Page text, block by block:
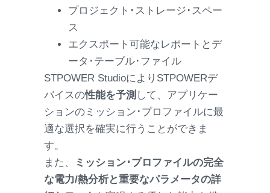
プロジェクト･ストレージ･スペー
ス
エクスポート可能なレポートとデ
ータ･テーブル･ファイル
STPOWER StudioによりSTPOWERデ
バイスの性能を予測 して、アプリケー
ションのミッション･プロファイルに最
適な選択を確実に行うことができま
す。
また、
ミッション･プロファイルの完全
な電力/熱分析と重要なパラメータの詳